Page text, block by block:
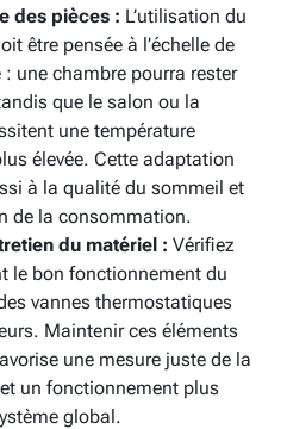
des pièces : L’utilisation du
être pensée à l’échelle de
une chambre pourra rester
que le salon ou la
une température
élevée. Cette adaptation
à la qualité du sommeil et
de la consommation.
du matériel : Vérifiez
le bon fonctionnement du
vannes thermostatiques
Maintenir ces éléments
une mesure juste de la
un fonctionnement plus
global.